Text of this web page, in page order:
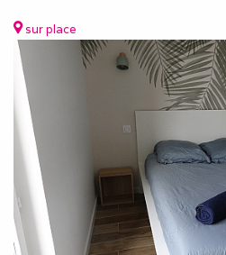
sur place